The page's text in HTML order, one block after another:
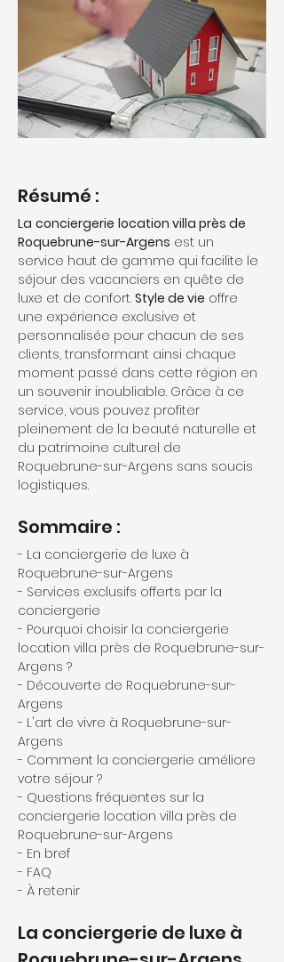
Résumé :
La conciergerie location villa près de
Roquebrune-sur-Argens est un
service haut de gamme qui facilite le
séjour des vacanciers en quête de
luxe et de confort. Style de vie offre
une expérience exclusive et
personnalisée pour chacun de ses
clients, transformant ainsi chaque
moment passé dans cette région en
un souvenir inoubliable. Grâce à ce
service, vous pouvez profiter
pleinement de la beauté naturelle et
du patrimoine culturel de
Roquebrune-sur-Argens sans soucis
logistiques.
Sommaire :
- La conciergerie de luxe à
Roquebrune-sur-Argens
- Services exclusifs offerts par la
conciergerie
- Pourquoi choisir la conciergerie
location villa près de Roquebrune-sur-
Argens ?
- Découverte de Roquebrune-sur-
Argens
- L'art de vivre à Roquebrune-sur-
Argens
- Comment la conciergerie améliore
votre séjour ?
- Questions fréquentes sur la
conciergerie location villa près de
Roquebrune-sur-Argens
- En bref
- FAQ
- À retenir
La conciergerie de luxe à